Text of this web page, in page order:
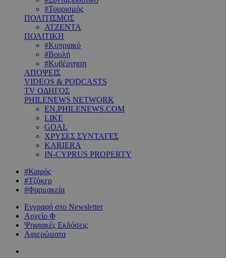
#Τουρισμός
ΠΟΛΙΤΙΣΜΟΣ
ΑΤΖΕΝΤΑ
ΠΟΛΙΤΙΚΗ
#Κυπριακό
#Βουλή
#Κυβέρνηση
ΑΠΟΨΕΙΣ
VIDEOS & PODCASTS
TV ΟΔΗΓΟΣ
PHILENEWS NETWORK
EN.PHILENEWS.COM
LIKE
GOAL
ΧΡΥΣΕΣ ΣΥΝΤΑΓΕΣ
KARIERA
IN-CYPRUS PROPERTY
#Καιρός
#Τζόκερ
#Φαρμακεία
Εγγραφή στο Newsletter
Αρχείο Φ
Ψηφιακές Εκδόσεις
Αφιερώματα